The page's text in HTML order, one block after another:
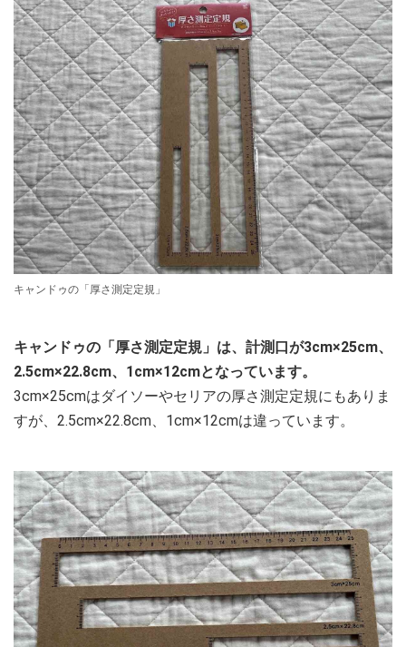
キャンドゥの「厚さ測定定規」
キャンドゥの「厚さ測定定規」は、計測口が3cm×25cm、
2.5cm×22.8cm、1cm×12cmとなっています。
3cm×25cmはダイソーやセリアの厚さ測定定規にもありま
すが、2.5cm×22.8cm、1cm×12cmは違っています。